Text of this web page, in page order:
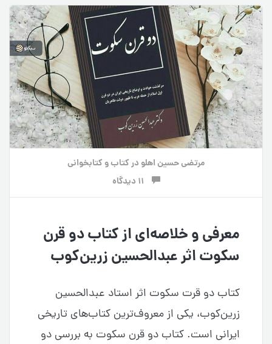
مرتضی حسین اهلو درکتاب و کتابخوانی
معرفی و خلاصه‌ای از کتاب دو قرن
سکوت اثر عبدالحسین زرین‌کوب
کتاب دو قرت سکوت اثر استاد عبدالحسین
زرین‌کوب، یکی از معروف‌ترین کتاب‌های تاریخی
ایرانی است. کتاب دو قرن سکوت به بررسی دو